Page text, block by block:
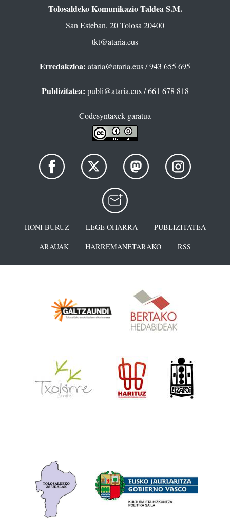
Tolosaldeko Komunikazio Taldea S.M.
San Esteban, 20 Tolosa 20400
tkt@ataria.eus
Erredakzioa: ataria@ataria.eus/ 943 655 695
Publizitatea: publi@ataria.eus/ 661 678 818
Codesyntaxek garatua
HONI BURUZ LEGE OHARRA
PUBLIZITATEA
ARAUAK
HARREMANETARAKO RSS